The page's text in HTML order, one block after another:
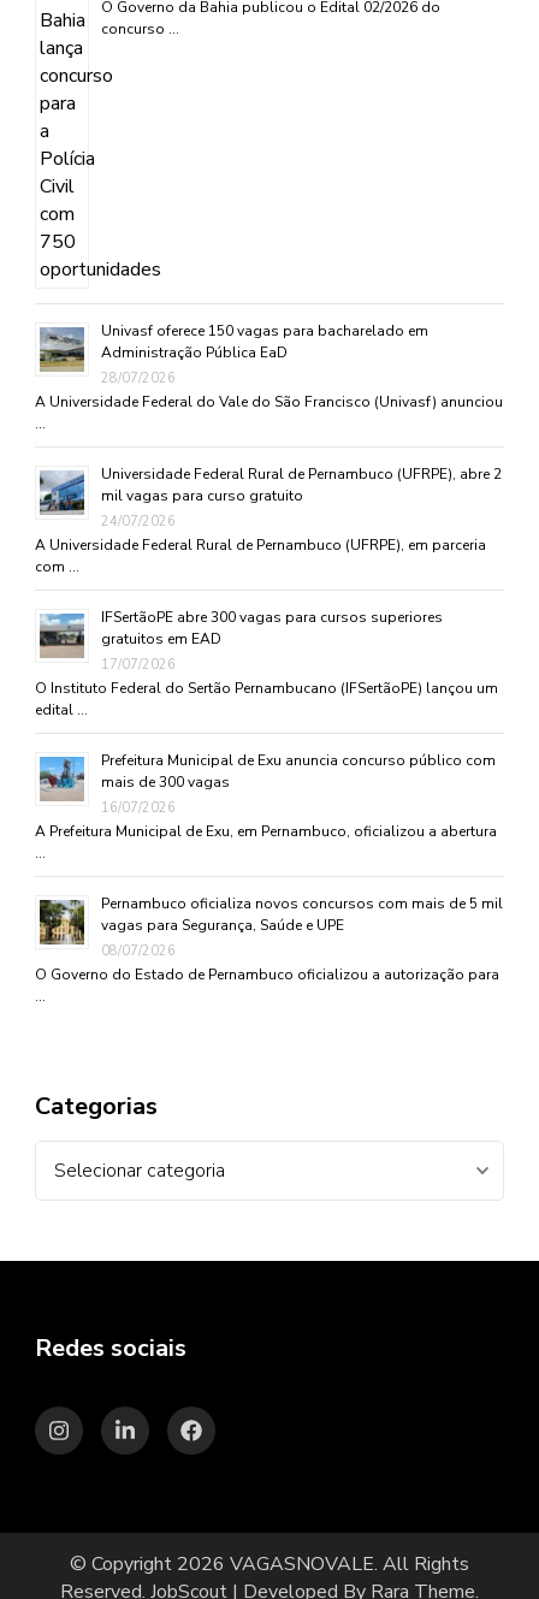
O Governo da Bahia publicou o Edital 02/2026 do
concurso …
Univasf oferece 150 vagas para bacharelado em
Administração Pública EaD
28/07/2026
A Universidade Federal do Vale do São Francisco (Univasf) anunciou
…
Universidade Federal Rural de Pernambuco (UFRPE), abre 2
mil vagas para curso gratuito
24/07/2026
A Universidade Federal Rural de Pernambuco (UFRPE), em parceria
com …
IFSertãoPE abre 300 vagas para cursos superiores
gratuitos em EAD
17/07/2026
O Instituto Federal do Sertão Pernambucano (IFSertãoPE) lançou um
edital …
Prefeitura Municipal de Exu anuncia concurso público com
mais de 300 vagas
16/07/2026
A Prefeitura Municipal de Exu, em Pernambuco, oficializou a abertura
…
Pernambuco oficializa novos concursos com mais de 5 mil
vagas para Segurança, Saúde e UPE
08/07/2026
O Governo do Estado de Pernambuco oficializou a autorização para
…
Categorias
Redes sociais
© Copyright 2026 VAGASNOVALE. All Rights
Reserved. JobScout | Developed By Rara Theme.